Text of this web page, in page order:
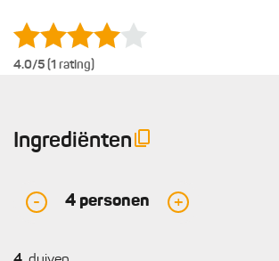
4.0/5 (1 rating)
Ingrediënten
- 4 personen +